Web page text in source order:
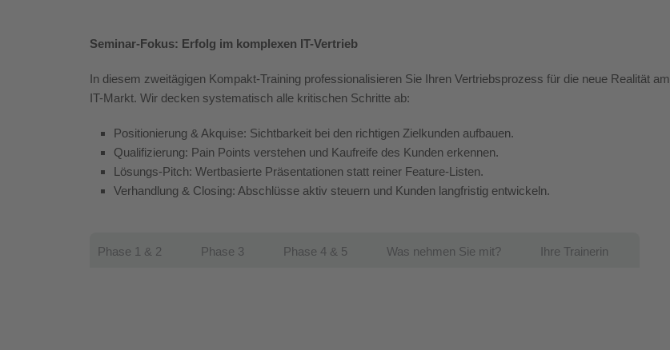
Seminar-Fokus: Erfolg im komplexen IT-Vertrieb
In diesem zweitägigen Kompakt-Training professionalisieren Sie Ihren Vertriebsprozess für die neue Realität am
IT-Markt. Wir decken systematisch alle kritischen Schritte ab:
Positionierung & Akquise: Sichtbarkeit bei den richtigen Zielkunden aufbauen.
Qualifizierung: Pain Points verstehen und Kaufreife des Kunden erkennen.
Lösungs-Pitch: Wertbasierte Präsentationen statt reiner Feature-Listen.
Verhandlung & Closing: Abschlüsse aktiv steuern und Kunden langfristig entwickeln.
Phase 1 & 2 Phase 3 Phase 4 & 5 Was nehmen Sie mit? Ihre Trainerin